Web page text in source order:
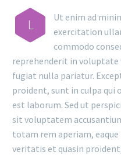
L
Ut enim ad
exercitation
commodo
reprehenderit in voluptate
fugiat nulla pariatur.
proident, sunt in culpa qui
est laborum. Sed ut
sit voluptatem
totam rem aperiam,
veritatis et quasin